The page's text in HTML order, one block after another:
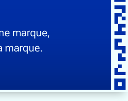
marque,
marque.